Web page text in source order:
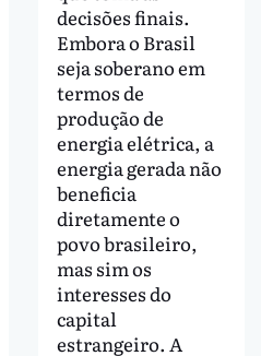
decisões finais.
Embora o Brasil
seja soberano em
termos de
produção de
energia elétrica, a
energia gerada não
beneficia
diretamente o
povo brasileiro,
mas sim os
interesses do
capital
estrangeiro. A